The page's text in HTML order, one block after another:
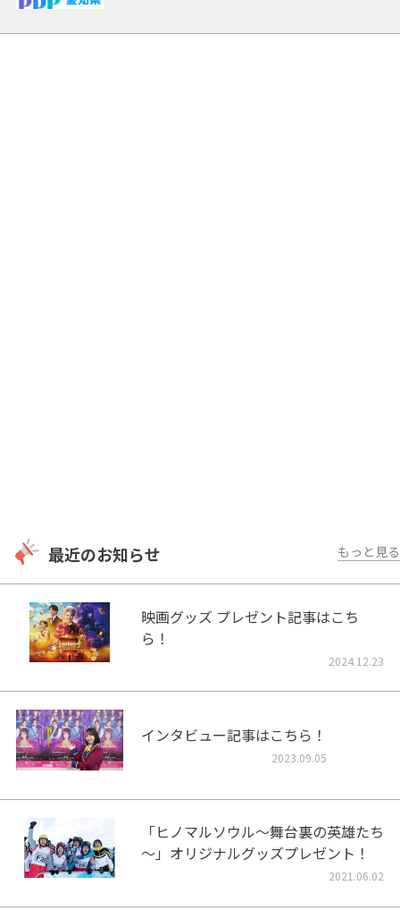
最近のお知らせ もっと見る
映画グッズ プレゼント記事はこち
ら！
2024.12.23
インタビュー記事はこちら！
2023.09.05
「ヒノマルソウル～舞台裏の英雄たち
～」オリジナルグッズプレゼント！
2021.06.02